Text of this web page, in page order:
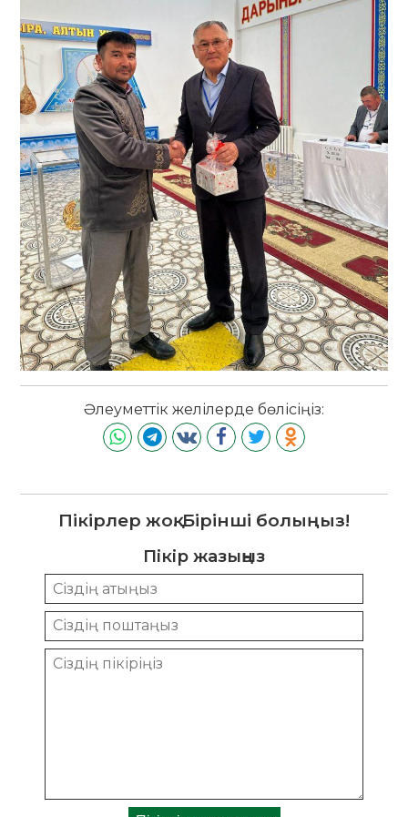
Әлеуметтік желілерде бөлісіңіз:
Пікірлер жоқ. Бірінші болыңыз!
Пікір жазыңыз